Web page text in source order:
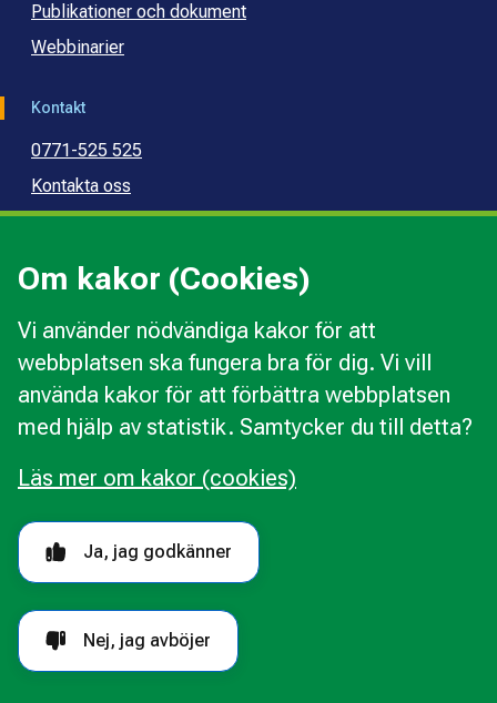
Om kakor (Cookies)
Vi använder nödvändiga kakor för att
webbplatsen ska fungera bra för dig. Vi vill
använda kakor för att förbättra webbplatsen
med hjälp av statistik. Samtycker du till detta?
Ja, jag godkänner
Nej, jag avböjer
Läs mer om kakor (cookies)
Publikationer och dokument
Webbinarier
Kontakt
0771-525 525
Kontakta oss
Press
Kommunal budget- och skuldrådgivning
Om webbplatsen
Behandling av personuppgifter